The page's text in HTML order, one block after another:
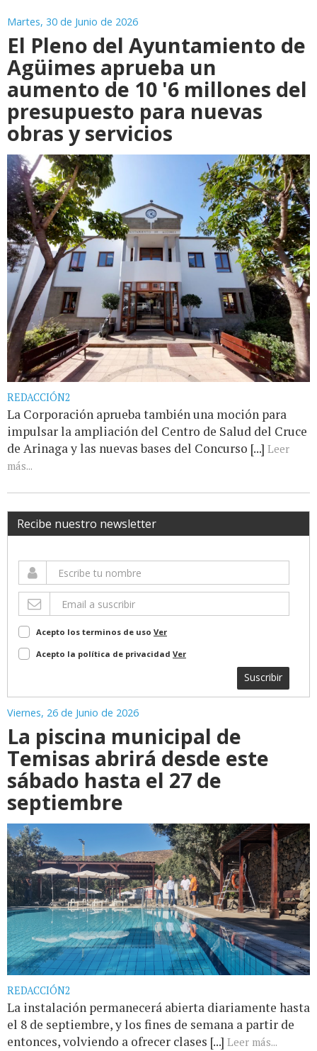
Martes, 30 de Junio de 2026
El Pleno del Ayuntamiento de
Agüimes aprueba un
aumento de 10 '6 millones del
presupuesto para nuevas
obras y servicios
REDACCIÓN2
La Corporación aprueba también una moción para
impulsar la ampliación del Centro de Salud del Cruce
de Arinaga y las nuevas bases del Concurso [...] Leer
más...
Recibe nuestro newsletter
Acepto los terminos de uso Ver
Acepto la política de privacidad Ver
Suscribir
Viernes, 26 de Junio de 2026
La piscina municipal de
Temisas abrirá desde este
sábado hasta el 27 de
septiembre
REDACCIÓN2
La instalación permanecerá abierta diariamente hasta
el 8 de septiembre, y los fines de semana a partir de
entonces, volviendo a ofrecer clases [...] Leer más...